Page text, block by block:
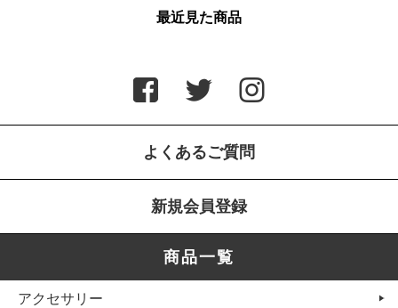
最近見た商品
よくあるご質問
新規会員登録
商品一覧
アクセサリー